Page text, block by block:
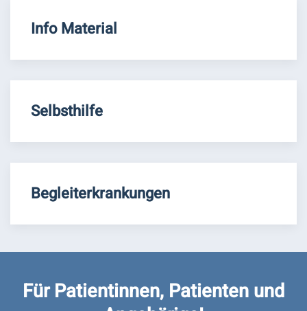
Info Material
Selbsthilfe
Begleiterkrankungen
Für Patientinnen, Patienten und